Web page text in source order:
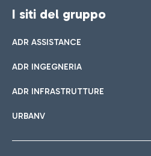
I siti del gruppo
ADR ASSISTANCE
ADR INGEGNERIA
ADR INFRASTRUTTURE
URBANV